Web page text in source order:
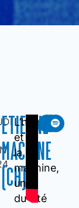
ETIENNE
MACHINE
(CH)
L’humain
et
la
machine,
une
dualité